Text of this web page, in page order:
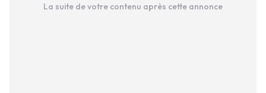
La suite de votre contenu après cette annonce